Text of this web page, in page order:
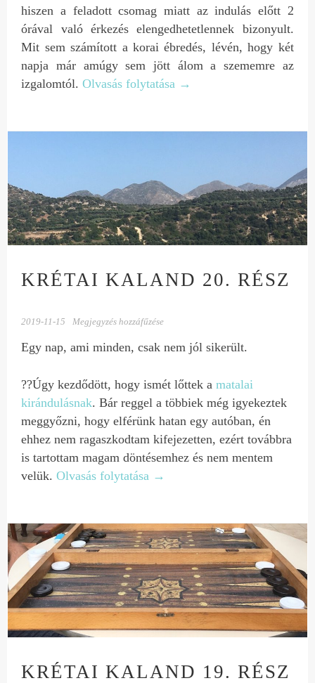
hiszen a feladott csomag miatt az indulás előtt 2
órával való érkezés elengedhetetlennek bizonyult.
Mit sem számított a korai ébredés, lévén, hogy két
napja már amúgy sem jött álom a szememre az
izgalomtól.Olvasás folytatása →
KRÉTAI KALAND 20. RÉSZ
2019-11-15 Megjegyzés hozzáfűzése
Egy nap, ami minden, csak nem jól sikerült.
??Úgy kezdődött, hogy ismét lőttek amatalai
kirándulásnak. Bár reggel a többiek még igyekeztek
meggyőzni, hogy elférünk hatan egy autóban, én
ehhez nem ragaszkodtam kifejezetten, ezért továbbra
is tartottam magam döntésemhez és nem mentem
velük.Olvasás folytatása →
KRÉTAI KALAND 19. RÉSZ